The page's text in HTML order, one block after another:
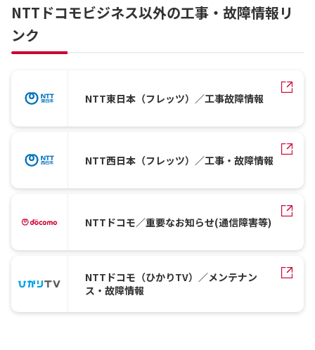
NTTドコモビジネス以外の工事・故障情報リ
ンク
NTT東日本（フレッツ）／工事故障情報
NTT西日本（フレッツ）／工事・故障情報
NTTドコモ／重要なお知らせ(通信障害等)
NTTドコモ（ひかりTV）／メンテナン
ス・故障情報